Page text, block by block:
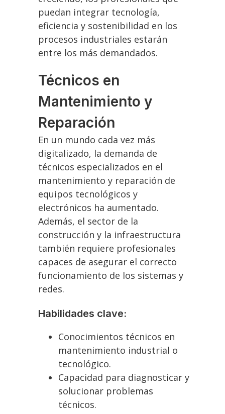
puedan integrar tecnología,
eficiencia y sostenibilidad en los
procesos industriales estarán
entre los más demandados.
Técnicos en
Mantenimiento y
Reparación
En un mundo cada vez más
digitalizado, la demanda de
técnicos especializados en el
mantenimiento y reparación de
equipos tecnológicos y
electrónicos ha aumentado.
Además, el sector de la
construcción y la infraestructura
también requiere profesionales
capaces de asegurar el correcto
funcionamiento de los sistemas y
redes.
Habilidades clave:
Conocimientos técnicos en
mantenimiento industrial o
tecnológico.
Capacidad para diagnosticar y
solucionar problemas
técnicos.